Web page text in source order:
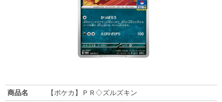
商品名
【ポケカ】ＰＲ◇ズルズキン